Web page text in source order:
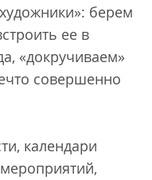
берем
ее в
«докручиваем»
совершенно
календари